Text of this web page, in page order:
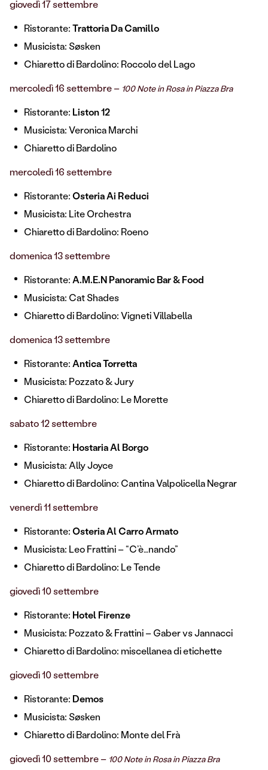
giovedì 17 settembre
Ristorante:Trattoria Da Camillo
Musicista:Søsken
Chiaretto di Bardolino: Roccolo del Lago
mercoledì 16 settembre – 100 Note in Rosa in Piazza Bra
Ristorante: Liston 12
Musicista: Veronica Marchi
Chiaretto di Bardolino
mercoledì 16 settembre
Ristorante:Osteria Ai Reduci
Musicista: Lite Orchestra
Chiaretto di Bardolino: Roeno
domenica 13 settembre
Ristorante:A.M.E.N Panoramic Bar & Food
Musicista: Cat Shades
Chiaretto di Bardolino: Vigneti Villabella
domenica 13 settembre
Ristorante:Antica Torretta
Musicista: Pozzato & Jury
Chiaretto di Bardolino: Le Morette
sabato 12 settembre
Ristorante: Hostaria Al Borgo
Musicista: Ally Joyce
Chiaretto di Bardolino: Cantina Valpolicella Negrar
venerdì 11 settembre
Ristorante:Osteria Al Carro Armato
Musicista: Leo Frattini – “C’è…nando”
Chiaretto di Bardolino: Le Tende
giovedì 10 settembre
Ristorante: Hotel Firenze
Musicista: Pozzato & Frattini –Gaber vs Jannacci
Chiaretto di Bardolino: miscellanea di etichette
giovedì 10 settembre
Ristorante: Demos
Musicista:Søsken
Chiaretto di Bardolino: Monte del Frà
giovedì 10 settembre – 100 Note in Rosa in Piazza Bra